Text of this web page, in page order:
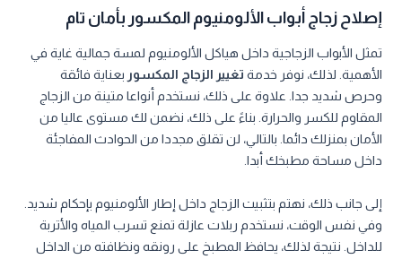
إصلاح زجاج أبواب الألومنيوم المكسور بأمان تام
تمثل الأبواب الزجاجية داخل هياكل الألومنيوم لمسة جمالية غاية في
الأهمية. لذلك، نوفر خدمة تغيير الزجاج المكسور بعناية فائقة
وحرص شديد جدا. علاوة على ذلك، نستخدم أنواعا متينة من الزجاج
المقاوم للكسر والحرارة. بناءً على ذلك، نضمن لك مستوى عاليا من
الأمان بمنزلك دائما. بالتالي، لن تقلق مجددا من الحوادث المفاجئة
داخل مساحة مطبخك أبدا.
إلى جانب ذلك، نهتم بتثبيت الزجاج داخل إطار الألومنيوم بإحكام شديد.
وفي نفس الوقت، نستخدم ربلات عازلة تمنع تسرب المياه والأتربة
للداخل. نتيجة لذلك، يحافظ المطبخ على رونقه ونظافته من الداخل